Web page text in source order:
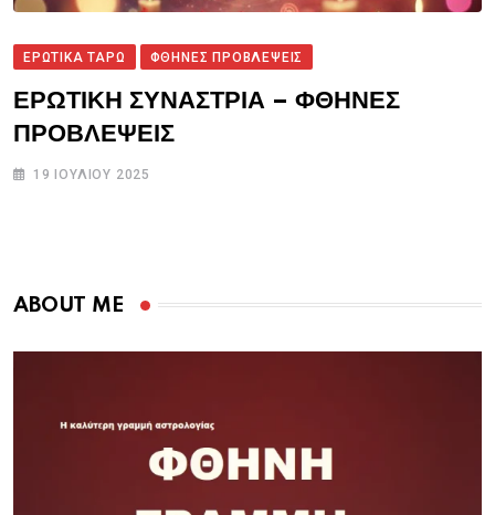
ΕΡΩΤΙΚΑ ΤΑΡΩ ΦΘΗΝΕΣ ΠΡΟΒΛΕΨΕΙΣ
ΕΡΩΤΙΚΗ ΣΥΝΑΣΤΡΙΑ – ΦΘΗΝΕΣ
ΠΡΟΒΛΕΨΕΙΣ
19 ΙΟΥΛΊΟΥ 2025
ABOUT ME